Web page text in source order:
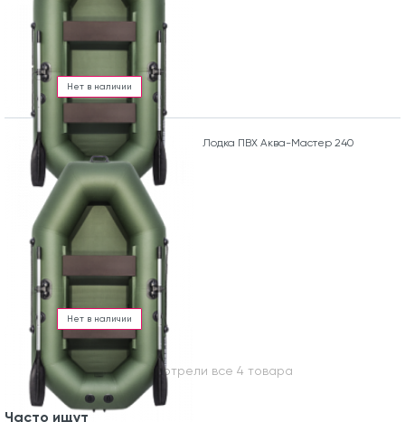
Нет в наличии
Нет в наличии
Лодка ПВХ Аква-Мастер 240
Вы посмотрели все 4 товара
Часто ищут